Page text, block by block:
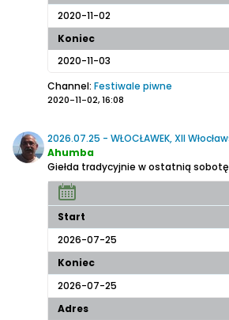
2020-11-02
Koniec
2020-11-03
Channel: Festiwale piwne
2020-11-02, 16:08
2026.07.25 - WŁOCŁAWEK, XII
Ahumba
Start
2026-07-25
Koniec
2026-07-25
Adres